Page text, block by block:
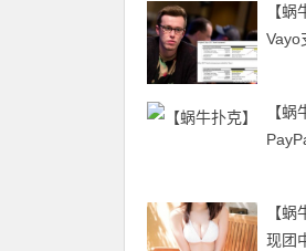
【
Vayo
【
【
现团